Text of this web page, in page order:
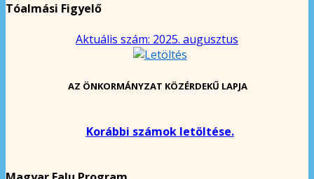
Tóalmási Figyelő
Aktuális szám: 2025. augusztus
AZ ÖNKORMÁNYZAT KÖZÉRDEKŰ LAPJA
Korábbi számok letöltése.